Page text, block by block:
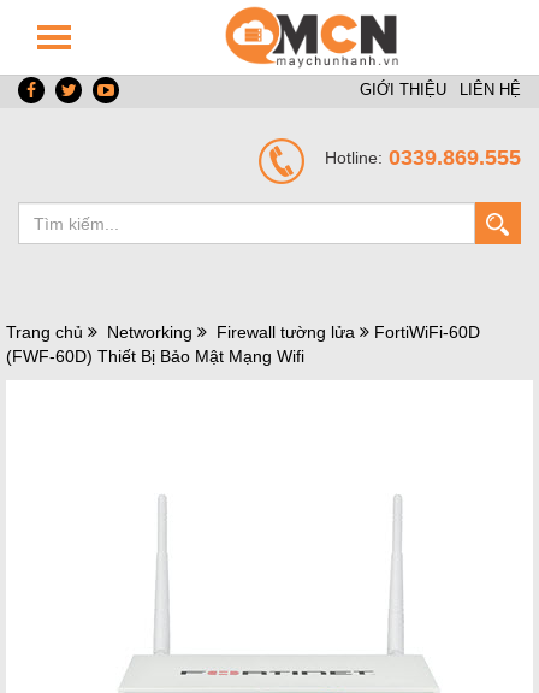
GIỚI THIỆU LIÊN HỆ
Hotline: 0339.869.555
Trang chủ Networking Firewall tường lửa
FortiWiFi-60D
(FWF-60D) Thiết Bị Bảo Mật Mạng Wifi